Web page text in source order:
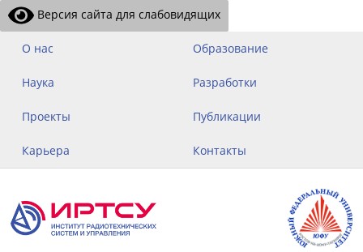
Версия сайта для слабовидящих
О нас Образование
Наука Разработки
Проекты Публикации
Карьера Контакты